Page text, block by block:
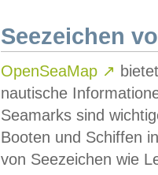
Seezeichen
OpenSeaMap ↗
nautische
Seamarks sind
Booten und Schiffen
von Seezeichen wie